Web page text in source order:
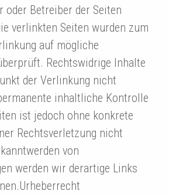
oder Betreiber der Seiten
verlinkten Seiten wurden zum
auf mögliche
Rechtswidrige Inhalte
der Verlinkung nicht
inhaltliche Kontrolle
ist jedoch ohne konkrete
Rechtsverletzung nicht
von
werden wir derartige Links